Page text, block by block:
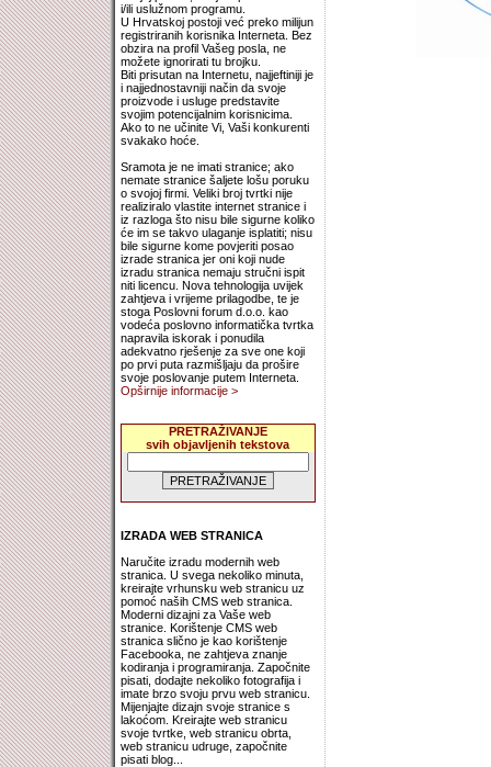
i/ili uslužnom programu.
U Hrvatskoj postoji već preko milijun
registriranih korisnika Interneta. Bez
obzira na profil Vašeg posla, ne
možete ignorirati tu brojku.
Biti prisutan na Internetu, najjeftiniji je
i najjednostavniji način da svoje
proizvode i usluge predstavite
svojim potencijalnim korisnicima.
Ako to ne učinite Vi, Vaši konkurenti
svakako hoće.
Sramota je ne imati stranice; ako
nemate stranice šaljete lošu poruku
o svojoj firmi. Veliki broj tvrtki nije
realiziralo vlastite internet stranice i
iz razloga što nisu bile sigurne koliko
će im se takvo ulaganje isplatiti; nisu
bile sigurne kome povjeriti posao
izrade stranica jer oni koji nude
izradu stranica nemaju stručni ispit
niti licencu. Nova tehnologija uvijek
zahtjeva i vrijeme prilagodbe, te je
stoga Poslovni forum d.o.o. kao
vodeća poslovno informatička tvrtka
napravila iskorak i ponudila
adekvatno rješenje za sve one koji
po prvi puta razmišljaju da prošire
svoje poslovanje putem Interneta.
Opširnije informacije >
PRETRAŽIVANJE
svih objavljenih tekstova
IZRADA WEB STRANICA
Naručite izradu modernih web
stranica. U svega nekoliko minuta,
kreirajte vrhunsku web stranicu uz
pomoć naših CMS web stranica.
Moderni dizajni za Vaše web
stranice. Korištenje CMS web
stranica slično je kao korištenje
Facebooka, ne zahtjeva znanje
kodiranja i programiranja. Započnite
pisati, dodajte nekoliko fotografija i
imate brzo svoju prvu web stranicu.
Mijenjajte dizajn svoje stranice s
lakoćom. Kreirajte web stranicu
svoje tvrtke, web stranicu obrta,
web stranicu udruge, započnite
pisati blog...